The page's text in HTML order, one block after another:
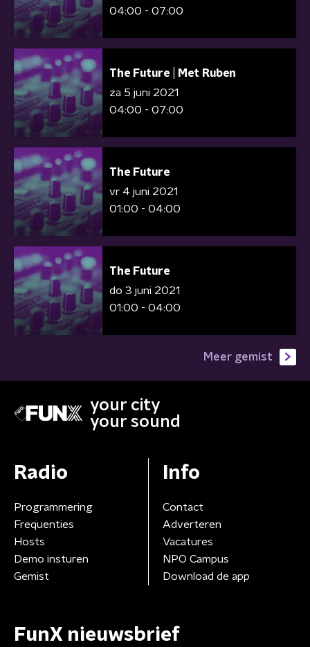
04:00 - 07:00
The Future | Met Ruben
za 5 juni 2021
04:00 - 07:00
The Future
vr 4 juni 2021
01:00 - 04:00
The Future
do 3 juni 2021
01:00 - 04:00
Meer gemist
your city
your sound
Radio
Programmering
Frequenties
Hosts
Demo insturen
Gemist
Info
Contact
Adverteren
Vacatures
NPO Campus
Download de app
FunX nieuwsbrief